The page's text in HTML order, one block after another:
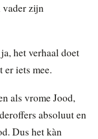
vader zijn
het verhaal doet
iets mee.
als vrome Jood,
absoluut en
Dus het kàn